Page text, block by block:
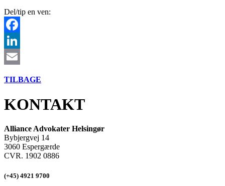
Del/tip en ven:
Facebook
LinkedIn
TILBAGE
KONTAKT
Alliance Advokater Helsingør
Bybjergvej 14
3060 Espergærde
CVR. 1902 0886
(+45) 4921 9700